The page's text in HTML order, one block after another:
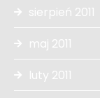
sierpień 2011
maj 2011
luty 2011